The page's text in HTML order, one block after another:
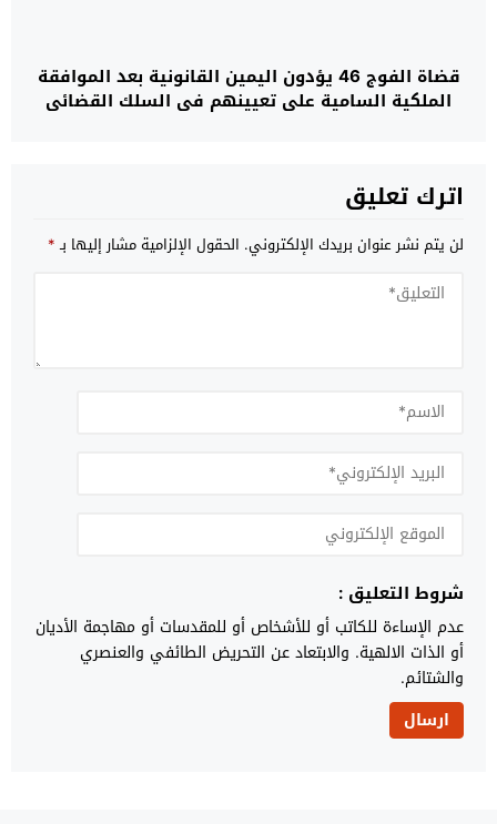
قضاة الفوج 46 يؤدون اليمين القانونية بعد الموافقة
الملكية السامية على تعيينهم في السلك القضائي
اترك تعليق
لن يتم نشر عنوان بريدك الإلكتروني. الحقول الإلزامية مشار إليها بـ*
شروط التعليق :
عدم الإساءة للكاتب أو للأشخاص أو للمقدسات أو مهاجمة الأديان
أو الذات الالهية. والابتعاد عن التحريض الطائفي والعنصري
والشتائم.